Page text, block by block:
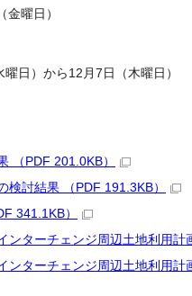
曜日）
日）から12月7日（木曜日）
（PDF 201.0KB）
討結果 （PDF 191.3KB）
341.1KB）
ターチェンジ周辺土地利用計
ターチェンジ周辺土地利用計